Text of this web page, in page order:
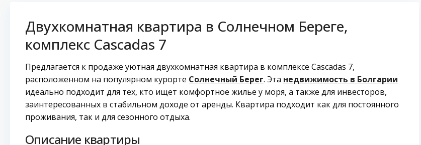
Двухкомнатная квартира в Солнечном Береге,
комплекс Cascadas 7
Предлагается к продаже уютная двухкомнатная квартира в комплексе Cascadas 7,
расположенном на популярном курорте Солнечный Берег. Эта недвижимость в Болгарии
идеально подходит для тех, кто ищет комфортное жилье у моря, а также для инвесторов,
заинтересованных в стабильном доходе от аренды. Квартира подходит как для постоянного
проживания, так и для сезонного отдыха.
Описание квартиры